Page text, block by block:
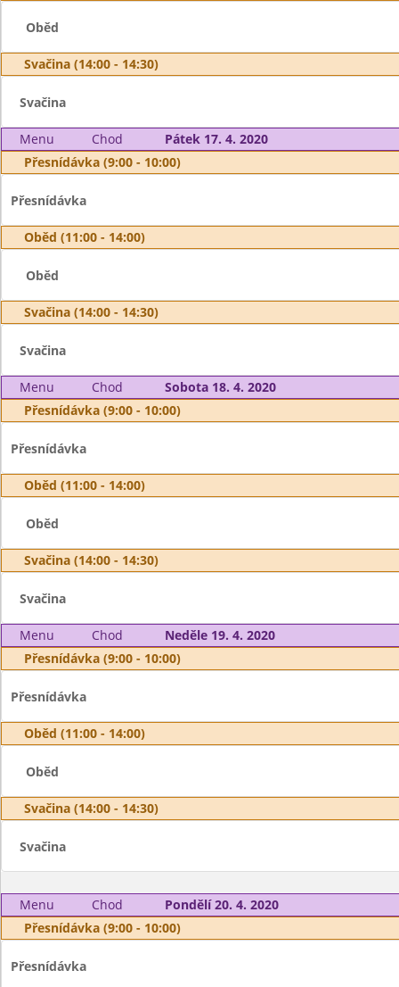
Oběd
Svačina (14:00 - 14:30)
Svačina
Menu Chod
Pátek 17. 4. 2020
Přesnídávka (9:00 - 10:00)
Přesnídávka
Oběd (11:00 - 14:00)
Oběd
Svačina (14:00 - 14:30)
Svačina
Menu Chod
Sobota 18. 4. 2020
Přesnídávka (9:00 - 10:00)
Přesnídávka
Oběd (11:00 - 14:00)
Oběd
Svačina (14:00 - 14:30)
Svačina
Menu Chod
Neděle 19. 4. 2020
Přesnídávka (9:00 - 10:00)
Přesnídávka
Oběd (11:00 - 14:00)
Oběd
Svačina (14:00 - 14:30)
Svačina
Menu Chod
Pondělí 20. 4. 2020
Přesnídávka (9:00 - 10:00)
Přesnídávka